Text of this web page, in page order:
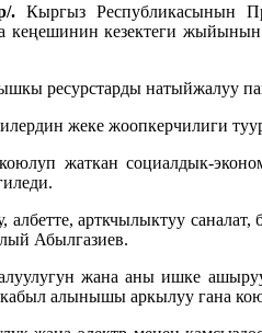
.Кыргыз Республикасынын
кезектеги
ресурстарды натыйжалуу
жеке жоопкерчилиги
жаткан социалдык-
арткчылыктуу
Абылгазиев.
жана аны ишке
алынышы аркылуу гана